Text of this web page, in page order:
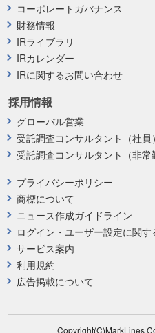
プライバシーポリシー
商標について
ニュース作成ガイドライン
ログイン・ユーザー設定に関す
サービス案内
利用規約
広告掲載について
採用情報
グローバル営業
受託調査コンサルタント（社員）
受託調査コンサルタント（非常
コーポレートガバナンス
財務情報
IRライブラリ
IRカレンダー
IRに関するお問い合わせ
Copyright(C)MarkLines